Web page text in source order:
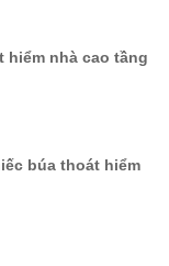
hiểm nhà cao tầng
búa thoát hiểm